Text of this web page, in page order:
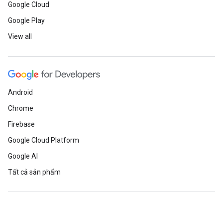
Google Cloud
Google Play
View all
Android
Chrome
Firebase
Google Cloud Platform
Google AI
Tất cả sản phẩm